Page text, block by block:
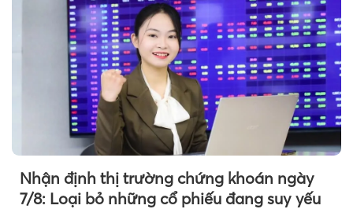
Nhận định thị trường chứng khoán ngày
7/8: Loại bỏ những cổ phiếu đang suy yếu